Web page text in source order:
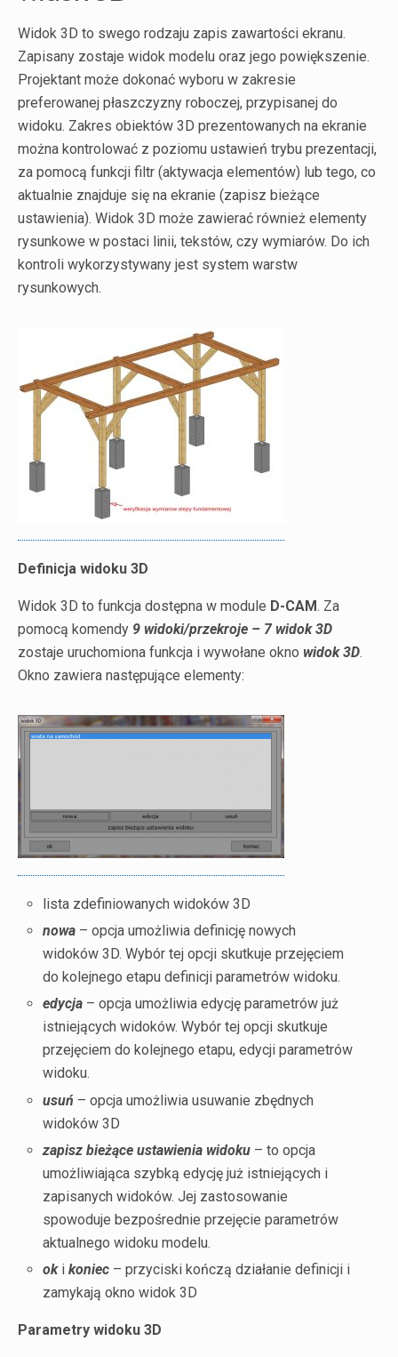
Widok 3D to swego rodzaju zapis zawartości ekranu.
Zapisany zostaje widok modelu oraz jego powiększenie.
Projektant może dokonać wyboru w zakresie
preferowanej płaszczyzny roboczej, przypisanej do
widoku. Zakres obiektów 3D prezentowanych na ekranie
można kontrolować z poziomu ustawień trybu prezentacji,
za pomocą funkcji filtr (aktywacja elementów) lub tego, co
aktualnie znajduje się na ekranie (zapisz bieżące
ustawienia). Widok 3D może zawierać również elementy
rysunkowe w postaci linii, tekstów, czy wymiarów. Do ich
kontroli wykorzystywany jest system warstw
rysunkowych.
Definicja widoku 3D
Widok 3D to funkcja dostępna w module D-CAM. Za
pomocą komendy 9 widoki/przekroje – 7 widok 3D
zostaje uruchomiona funkcja i wywołane okno widok 3D.
Okno zawiera następujące elementy:
lista zdefiniowanych widoków 3D
nowa – opcja umożliwia definicję nowych
widoków 3D. Wybór tej opcji skutkuje przejęciem
do kolejnego etapu definicji parametrów widoku.
edycja – opcja umożliwia edycję parametrów już
istniejących widoków. Wybór tej opcji skutkuje
przejęciem do kolejnego etapu, edycji parametrów
widoku.
usuń – opcja umożliwia usuwanie zbędnych
widoków 3D
zapisz bieżące ustawienia widoku – to opcja
umożliwiająca szybką edycję już istniejących i
zapisanych widoków. Jej zastosowanie
spowoduje bezpośrednie przejęcie parametrów
aktualnego widoku modelu.
ok ikoniec – przyciski kończą działanie definicji i
zamykają okno widok 3D
Parametry widoku 3D